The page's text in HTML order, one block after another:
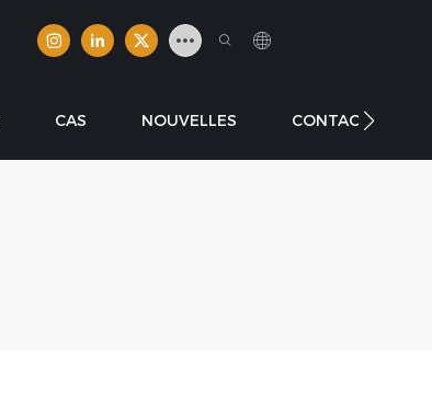
CAS NOUVELLES CONTACTER